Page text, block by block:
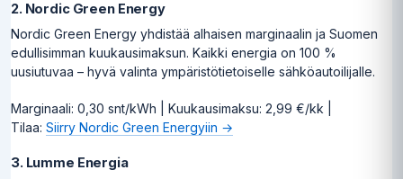
2. Nordic Green Energy
Nordic Green Energy yhdistää alhaisen marginaalin ja Suomen
edullisimman kuukausimaksun. Kaikki energia on 100 %
uusiutuvaa – hyvä valinta ympäristötietoiselle sähköautoilijalle.
Marginaali: 0,30 snt/kWh | Kuukausimaksu: 2,99 €/kk |
Tilaa: Siirry Nordic Green Energyiin →
3. Lumme Energia